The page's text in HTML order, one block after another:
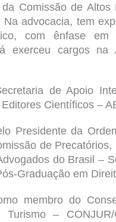
Comissão de
Na advocacia, tem
com ênfase em
exerceu cargos
de Apoio
Científicos –
Presidente da
de
do Brasil –
Graduação em
membro do
Turismo – CONJUR